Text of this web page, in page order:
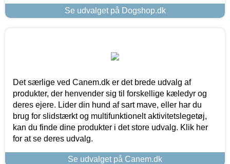
Se udvalget på Dogshop.dk
Det særlige ved Canem.dk er det brede udvalg af
produkter, der henvender sig til forskellige kæledyr og
deres ejere. Lider din hund af sart mave, eller har du
brug for slidstærkt og multifunktionelt aktivitetslegetøj,
kan du finde dine produkter i det store udvalg. Klik her
for at se deres udvalg.
Se udvalget på Canem.dk